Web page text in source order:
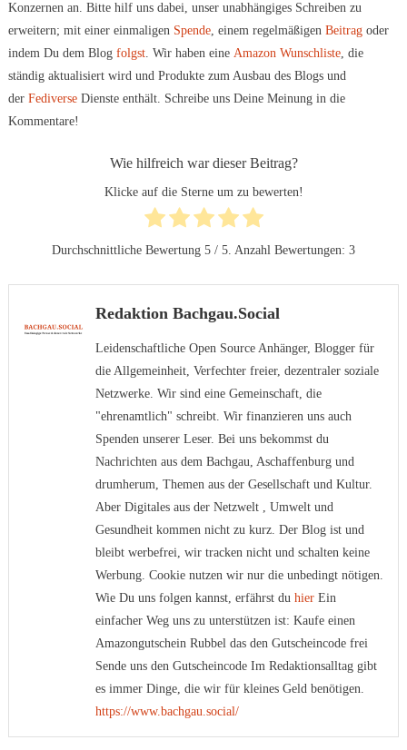
Konzernen an. Bitte hilf uns dabei, unser unabhängiges Schreiben zu
erweitern; mit einer einmaligen Spende, einem regelmäßigen Beitragoder
indem Du dem Blog folgst. Wir haben eine Amazon Wunschliste, die
ständig aktualisiert wird und Produkte zum Ausbau des Blogs und
der FediverseDienste enthält. Schreibe uns Deine Meinung in die
Kommentare!
Wie hilfreich war dieser Beitrag?
Klicke auf die Sterne um zu bewerten!
Durchschnittliche Bewertung 5 / 5. Anzahl Bewertungen: 3
Redaktion Bachgau.Social
Leidenschaftliche Open Source Anhänger, Blogger für
die Allgemeinheit, Verfechter freier, dezentraler soziale
Netzwerke. Wir sind eine Gemeinschaft, die
"ehrenamtlich" schreibt. Wir finanzieren uns auch
Spenden unserer Leser. Bei uns bekommst du
Nachrichten aus dem Bachgau, Aschaffenburg und
drumherum, Themen aus der Gesellschaft und Kultur.
Aber Digitales aus der Netzwelt , Umwelt und
Gesundheit kommen nicht zu kurz. Der Blog ist und
bleibt werbefrei, wir tracken nicht und schalten keine
Werbung. Cookie nutzen wir nur die unbedingt nötigen.
Wie Du uns folgen kannst, erfährst du hierEin
einfacher Weg uns zu unterstützen ist: Kaufe einen
Amazongutschein Rubbel das den Gutscheincode frei
Sende uns den Gutscheincode Im Redaktionsalltag gibt
es immer Dinge, die wir für kleines Geld benötigen.
https://www.bachgau.social/